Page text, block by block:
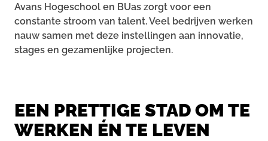
Avans Hogeschool en BUas zorgt voor een
constante stroom van talent. Veel bedrijven werken
nauw samen met deze instellingen aan innovatie,
stages en gezamenlijke projecten.
EEN PRETTIGE STAD OM TE
WERKEN ÉN TE LEVEN